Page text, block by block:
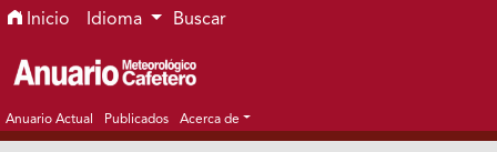
Ir al menú de navegación principal
Ir al contenido principal
Ir al pie de página del sitio
Inicio Idioma Buscar
Anuario Actual Publicados Acerca de